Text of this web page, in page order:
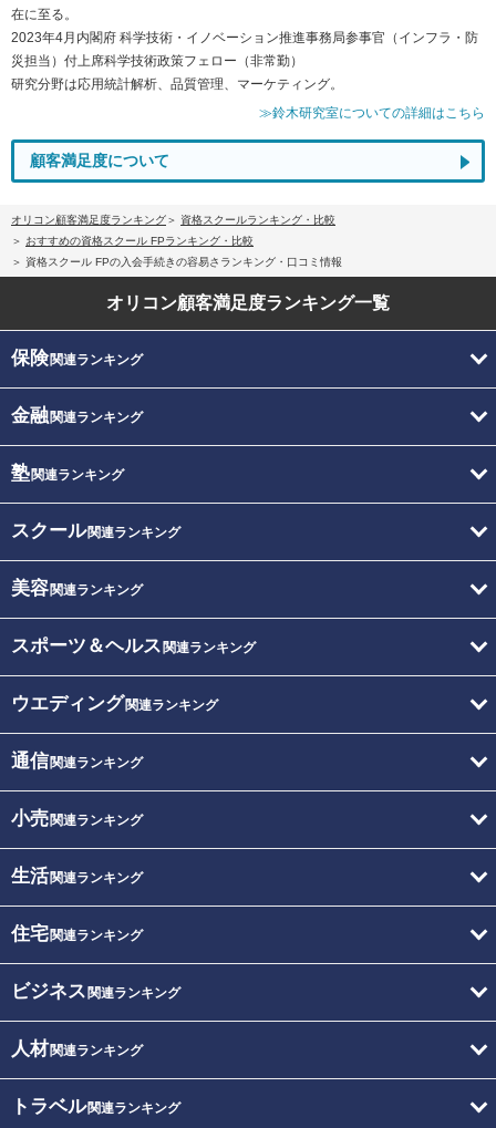
在に至る。
2023年4月内閣府 科学技術・イノベーション推進事務局参事官（インフラ・防
災担当）付上席科学技術政策フェロー（非常勤）
研究分野は応用統計解析、品質管理、マーケティング。
≫鈴木研究室についての詳細はこちら
顧客満足度について
オリコン顧客満足度ランキング
資格スクールランキング・比較
おすすめの資格スクール FPランキング・比較
資格スクール FPの入会手続きの容易さランキング・口コミ情報
オリコン顧客満足度ランキング一覧
保険関連ランキング
金融関連ランキング
塾関連ランキング
スクール関連ランキング
美容関連ランキング
スポーツ＆ヘルス 関連ランキング
ウエディング関連ランキング
通信関連ランキング
小売関連ランキング
生活関連ランキング
住宅関連ランキング
ビジネス 関連ランキング
人材関連ランキング
トラベル関連ランキング